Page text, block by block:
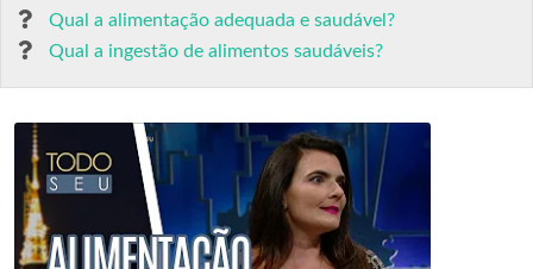
Qual a alimentação adequada e saudável?
Qual a ingestão de alimentos saudáveis?